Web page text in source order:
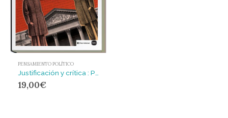
PENSAMIENTO POLÍTICO
19,00€